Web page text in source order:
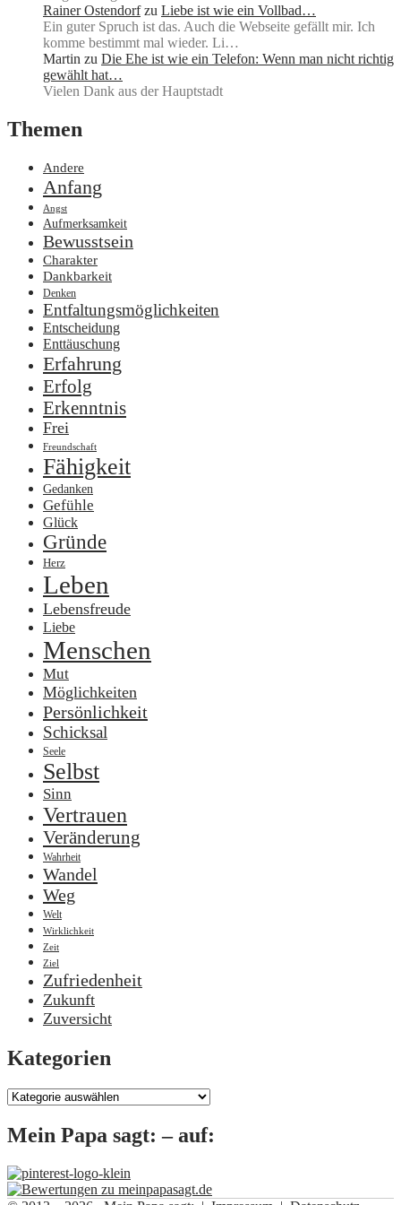
Rainer Ostendorf zu Liebe ist wie ein Vollbad…
Ein guter Spruch ist das. Auch die Webseite gefällt mir. Ich
komme bestimmt mal wieder. Li…
Martin zu Die Ehe ist wie ein Telefon: Wenn man nicht richtig
gewählt hat…
Vielen Dank aus der Hauptstadt
Themen
Andere
Anfang
Angst
Aufmerksamkeit
Bewusstsein
Charakter
Dankbarkeit
Denken
Entfaltungsmöglichkeiten
Entscheidung
Enttäuschung
Erfahrung
Erfolg
Erkenntnis
Frei
Freundschaft
Fähigkeit
Gedanken
Gefühle
Glück
Gründe
Herz
Leben
Lebensfreude
Liebe
Menschen
Mut
Möglichkeiten
Persönlichkeit
Schicksal
Seele
Selbst
Sinn
Vertrauen
Veränderung
Wahrheit
Wandel
Weg
Welt
Wirklichkeit
Zeit
Ziel
Zufriedenheit
Zukunft
Zuversicht
Kategorien
Kategorien
Mein Papa sagt: – auf: